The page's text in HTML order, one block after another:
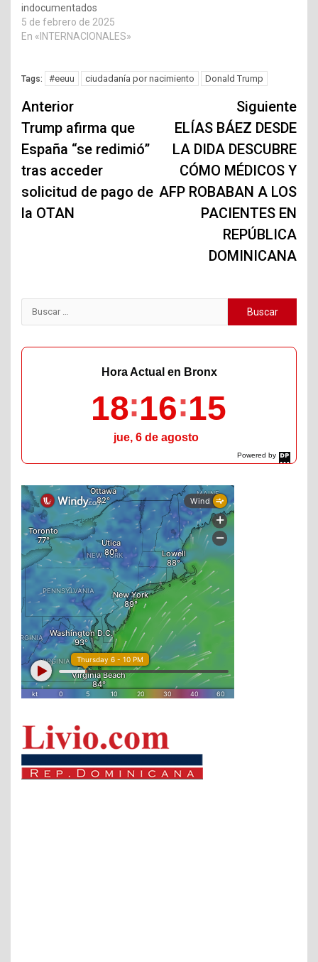
indocumentados
5 de febrero de 2025
En «INTERNACIONALES»
Tags: #eeuu ciudadanía por nacimiento Donald Trump
Navegación
de
entradas
Anterior
Trump afirma que
España “se redimió”
tras acceder
solicitud de pago de
la OTAN
Siguiente
ELÍAS BÁEZ DESDE
LA DIDA DESCUBRE
CÓMO MÉDICOS Y
AFP ROBABAN A LOS
PACIENTES EN
REPÚBLICA
DOMINICANA
Buscar:
Powered by
DaysPedia.com
Hora Actual en Bronx
18 16 17
jue, 6 de agosto